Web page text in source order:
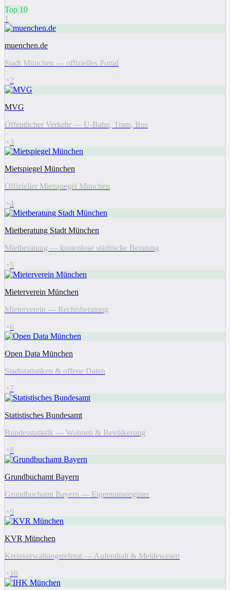
Top 10
1
muenchen.de
Stadt München — offizielles Portal
2
MVG
Öffentlicher Verkehr — U-Bahn, Tram, Bus
3
Mietspiegel München
Offizieller Mietspiegel München
4
Mietberatung Stadt München
Mietberatung — kostenlose städtische Beratung
5
Mieterverein München
Mieterverein — Rechtsberatung
6
Open Data München
Stadtstatistiken & offene Daten
7
Statistisches Bundesamt
Bundesstatistik — Wohnen & Bevölkerung
8
Grundbuchamt Bayern
Grundbuchamt Bayern — Eigentumsregister
9
KVR München
Kreisverwaltungsreferat — Aufenthalt & Meldewesen
10